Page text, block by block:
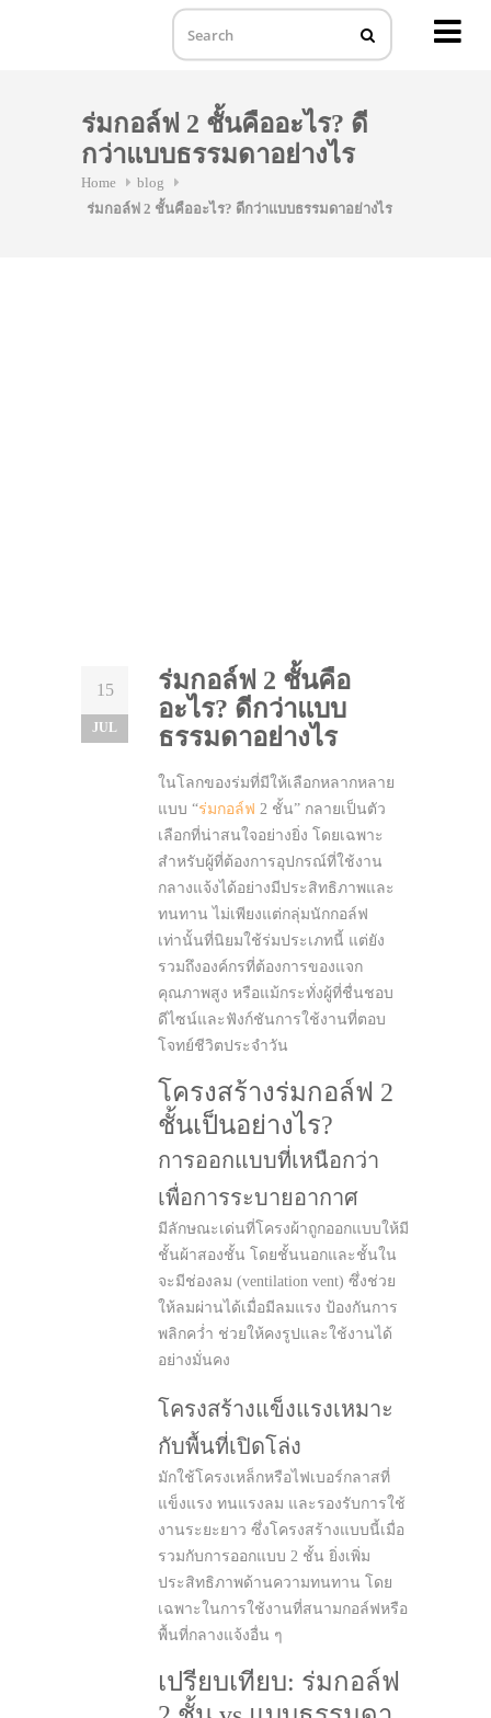
ร่มกอล์ฟ 2 ชั้นคืออะไร? ดี
กว่าแบบธรรมดาอย่างไร
Home
blog
ร่มกอล์ฟ 2 ชั้นคืออะไร? ดีกว่าแบบธรรมดาอย่างไร
15
JUL
ร่มกอล์ฟ 2 ชั้นคือ
อะไร? ดีกว่าแบบ
ธรรมดาอย่างไร
ในโลกของร่มที่มีให้เลือกหลากหลาย
แบบ “ร่มกอล์ฟ 2 ชั้น” กลายเป็นตัว
เลือกที่น่าสนใจอย่างยิ่ง โดยเฉพาะ
สำหรับผู้ที่ต้องการอุปกรณ์ที่ใช้งาน
กลางแจ้งได้อย่างมีประสิทธิภาพและ
ทนทาน ไม่เพียงแต่กลุ่มนักกอล์ฟ
เท่านั้นที่นิยมใช้ร่มประเภทนี้ แต่ยัง
รวมถึงองค์กรที่ต้องการของแจก
คุณภาพสูง หรือแม้กระทั่งผู้ที่ชื่นชอบ
ดีไซน์และฟังก์ชันการใช้งานที่ตอบ
โจทย์ชีวิตประจำวัน
โครงสร้างร่มกอล์ฟ 2
ชั้นเป็นอย่างไร?
การออกแบบที่เหนือกว่า
เพื่อการระบายอากาศ
มีลักษณะเด่นที่โครงผ้าถูกออกแบบให้มี
ชั้นผ้าสองชั้น โดยชั้นนอกและชั้นใน
จะมีช่องลม (ventilation vent) ซึ่งช่วย
ให้ลมผ่านได้เมื่อมีลมแรง ป้องกันการ
พลิกคว่ำ ช่วยให้คงรูปและใช้งานได้
อย่างมั่นคง
โครงสร้างแข็งแรงเหมาะ
กับพื้นที่เปิดโล่ง
มักใช้โครงเหล็กหรือไฟเบอร์กลาสที่
แข็งแรง ทนแรงลม และรองรับการใช้
งานระยะยาว ซึ่งโครงสร้างแบบนี้เมื่อ
รวมกับการออกแบบ 2 ชั้น ยิ่งเพิ่ม
ประสิทธิภาพด้านความทนทาน โดย
เฉพาะในการใช้งานที่สนามกอล์ฟหรือ
พื้นที่กลางแจ้งอื่น ๆ
เปรียบเทียบ: ร่มกอล์ฟ